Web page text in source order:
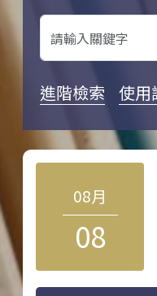
進階檢索 使用
08月
08